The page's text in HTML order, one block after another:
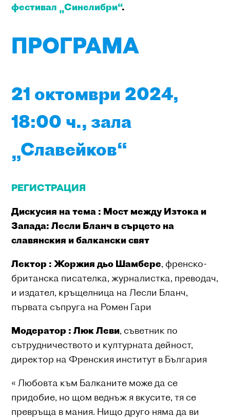
фестивал „Синелибри“.
ПРОГРАМА
21 октомври 2024,
18:00 ч., зала
„Славейков“
РЕГИСТРАЦИЯ
Дискусия на тема : Мост между Изтока и
Запада: Лесли Бланч в сърцето на
славянския и балкански свят
Лектор : Жоржия дьо Шамбере, френско-
британска писателка, журналистка, преводач,
и издател, кръщелница на Лесли Бланч,
първата съпруга на Ромен Гари
Модератор : Люк Леви, съветник по
сътрудничеството и културната дейност,
директор на Френския институт в България
« Любовта към Балканите може да се
придобие, но щом веднъж я вкусите, тя се
превръща в мания. Нищо друго няма да ви